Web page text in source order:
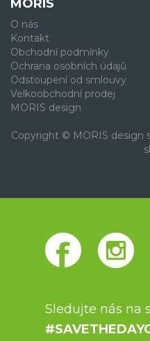
MORIS
O nás
Kontakt
Obchodní podmínky
Ochrana osobních údajů
Odstoupení od smlouvy
Velkoobchodní prodej
MORIS design
Copyright © MORIS design
Sledujte nás na